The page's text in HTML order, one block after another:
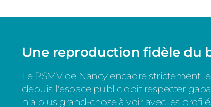
Une reproduction fidèle du
Le PSMV de Nancy encadre strictement
depuis l'espace public doit respecter
n'a plus grand-chose à voir avec les